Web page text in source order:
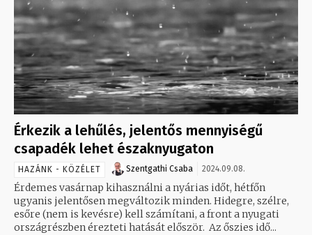
Érkezik a lehűlés, jelentős mennyiségű
csapadék lehet északnyugaton
HAZÁNK - KÖZÉLET Szentgathi Csaba 2024.09.08.
Érdemes vasárnap kihasználni a nyárias időt, hétfőn
ugyanis jelentősen megváltozik minden. Hidegre, szélre,
esőre (nem is kevésre) kell számítani, a front a nyugati
országrészben érezteti hatását először. Az őszies idő...